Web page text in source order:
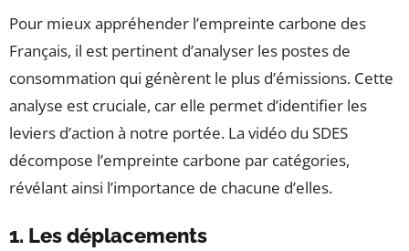
Pour mieux appréhender l’empreinte carbone des
Français, il est pertinent d’analyser les postes de
consommation qui génèrent le plus d’émissions. Cette
analyse est cruciale, car elle permet d’identifier les
leviers d’action à notre portée. La vidéo du SDES
décompose l’empreinte carbone par catégories,
révélant ainsi l’importance de chacune d’elles.
1. Les déplacements